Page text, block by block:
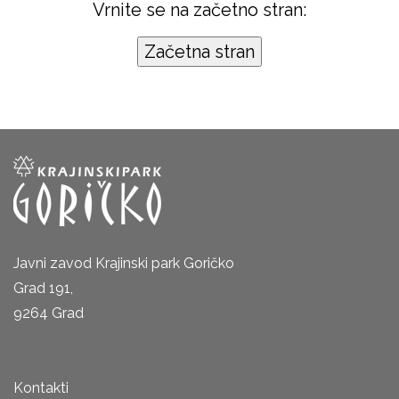
Vrnite se na začetno stran:
Javni zavod Krajinski park Goričko
Grad 191,
9264 Grad
Kontakti